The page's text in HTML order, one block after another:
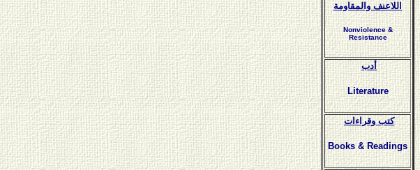
اللاعنف والمقاومة
Nonviolence &
Resistance
أدب
Literature
كتب وقراءات
Books & Readings